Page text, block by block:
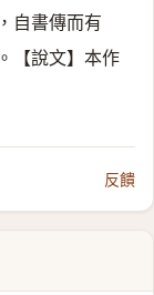
自書傳而有
【說文】本作
反饋